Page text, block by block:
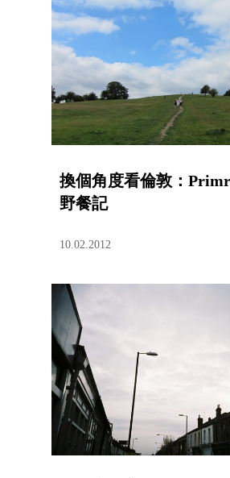
換個角度看倫敦：
野餐記
10.02.2012